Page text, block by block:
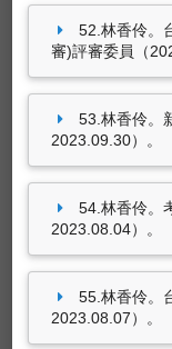
52.林香伶。
審)評審委員（
53.林香伶。
2023.09.30）。
54.林香伶。
2023.08.04）。
55.林香伶。
2023.08.07）。